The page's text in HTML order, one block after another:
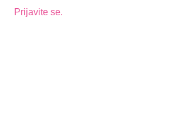
Prijavite se.